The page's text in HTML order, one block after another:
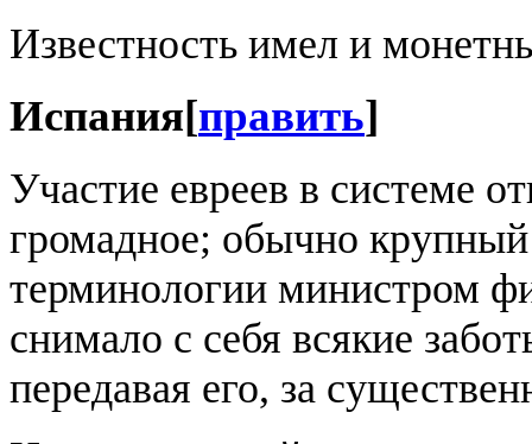
Известность имел и
Испания[править]
Участие евреев в системе
громадное; обычно
терминологии министром
снимало с себя всякие
передавая его, за